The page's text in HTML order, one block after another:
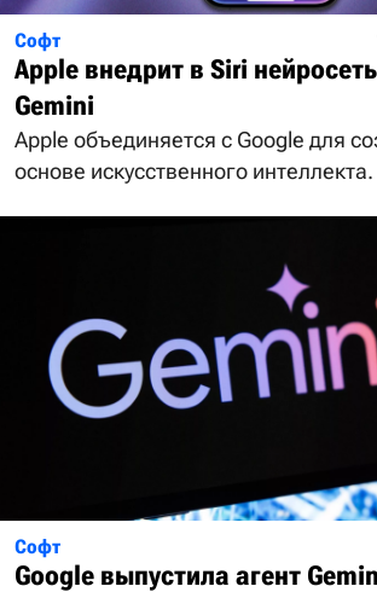
Софт
Apple внедрит в Siri
Gemini
Apple объединяется с Google для
основе искусственного интеллекта.
Софт
Google выпустила агент